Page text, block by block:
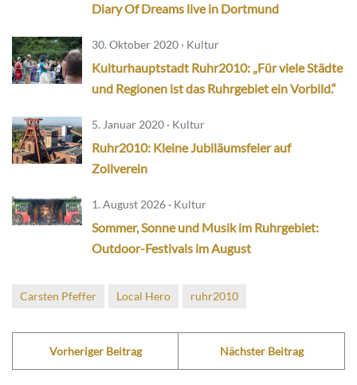
Diary Of Dreams live in Dortmund
30. Oktober 2020 · Kultur
Kulturhauptstadt Ruhr2010: „Für viele Städte
und Regionen ist das Ruhrgebiet ein Vorbild.“
5. Januar 2020 · Kultur
Ruhr2010: Kleine Jubiläumsfeier auf
Zollverein
1. August 2026 · Kultur
Sommer, Sonne und Musik im Ruhrgebiet:
Outdoor-Festivals im August
Carsten Pfeffer Local Hero ruhr2010
Vorheriger Beitrag Nächster Beitrag